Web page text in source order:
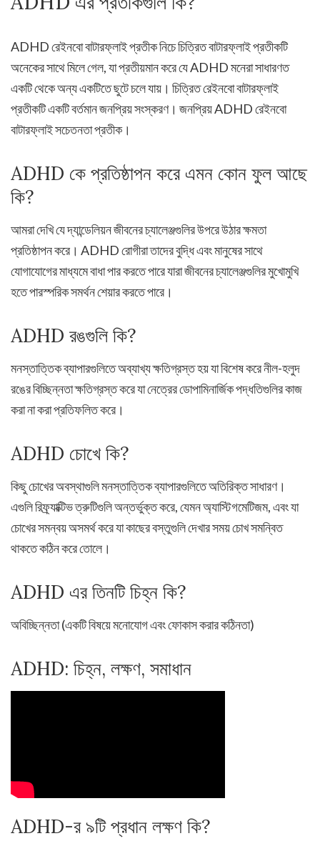
ADHD রেইনবো বাটারফ্লাই প্রতীক নিচে চিত্রিত বাটারফ্লাই প্রতীকটি
অনেকের সাথে মিলে গেল, যা প্রতীয়মান করে যে ADHD মনেরা সাধারণত
একটি থেকে অন্য একটিতে ছুটে চলে যায়। চিত্রিত রেইনবো বাটারফ্লাই
প্রতীকটি একটি বর্তমান জনপ্রিয় সংস্করণ। জনপ্রিয় ADHD রেইনবো
বাটারফ্লাই সচেতনতা প্রতীক।
ADHD কে প্রতিষ্ঠাপন করে এমন কোন ফুল আছে
কি?
আমরা দেখি যে দ্যান্ডেলিয়ন জীবনের চ্যালেঞ্জগুলির উপরে উঠার ক্ষমতা
প্রতিষ্ঠাপন করে। ADHD রোগীরা তাদের বুদ্ধি এবং মানুষের সাথে
যোগাযোগের মাধ্যমে বাধা পার করতে পারে যারা জীবনের চ্যালেঞ্জগুলির মুখোমুখি
হতে পারস্পরিক সমর্থন শেয়ার করতে পারে।
ADHD রঙগুলি কি?
মনস্তাত্তিক ব্যাপারগুলিতে অব্যাখ্য ক্ষতিগ্রস্ত হয় যা বিশেষ করে নীল-হলুদ
রঙের বিচ্ছিন্নতা ক্ষতিগ্রস্ত করে যা নেত্রের ডোপামিনার্জিক পদ্ধতিগুলির কাজ
করা না করা প্রতিফলিত করে।
ADHD চোখে কি?
কিছু চোখের অবস্থাগুলি মনস্তাত্তিক ব্যাপারগুলিতে অতিরিক্ত সাধারণ।
এগুলি রিফ্র্যাক্টিভ ত্রুটিগুলি অন্তর্ভুক্ত করে, যেমন অ্যাস্টিগমেটিজম, এবং যা
চোখের সমন্বয় অসমর্থ করে যা কাছের বস্তুগুলি দেখার সময় চোখ সমন্বিত
থাকতে কঠিন করে তোলে।
ADHD এর তিনটি চিহ্ন কি?
অবিচ্ছিন্নতা (একটি বিষয়ে মনোযোগ এবং ফোকাস করার কঠিনতা)
ADHD: চিহ্ন, লক্ষণ, সমাধান
ADHD-র ৯টি প্রধান লক্ষণ কি?